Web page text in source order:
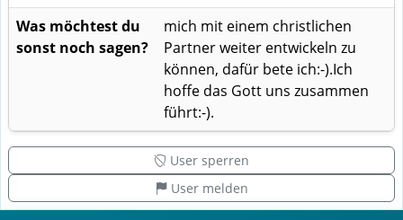
Was möchtest du
sonst noch sagen?
mich mit einem christlichen
Partner weiter entwickeln zu
können, dafür bete ich:-).Ich
hoffe das Gott uns zusammen
führt:-).
User sperren
User melden